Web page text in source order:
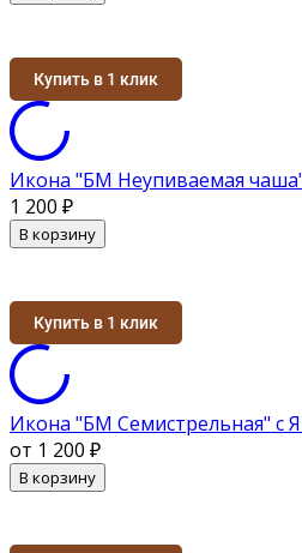
Купить в 1 клик
Икона "БМ Неупиваемая
1 200 ₽
В корзину
Купить в 1 клик
Икона "БМ Семистрельная" с
от 1 200 ₽
В корзину